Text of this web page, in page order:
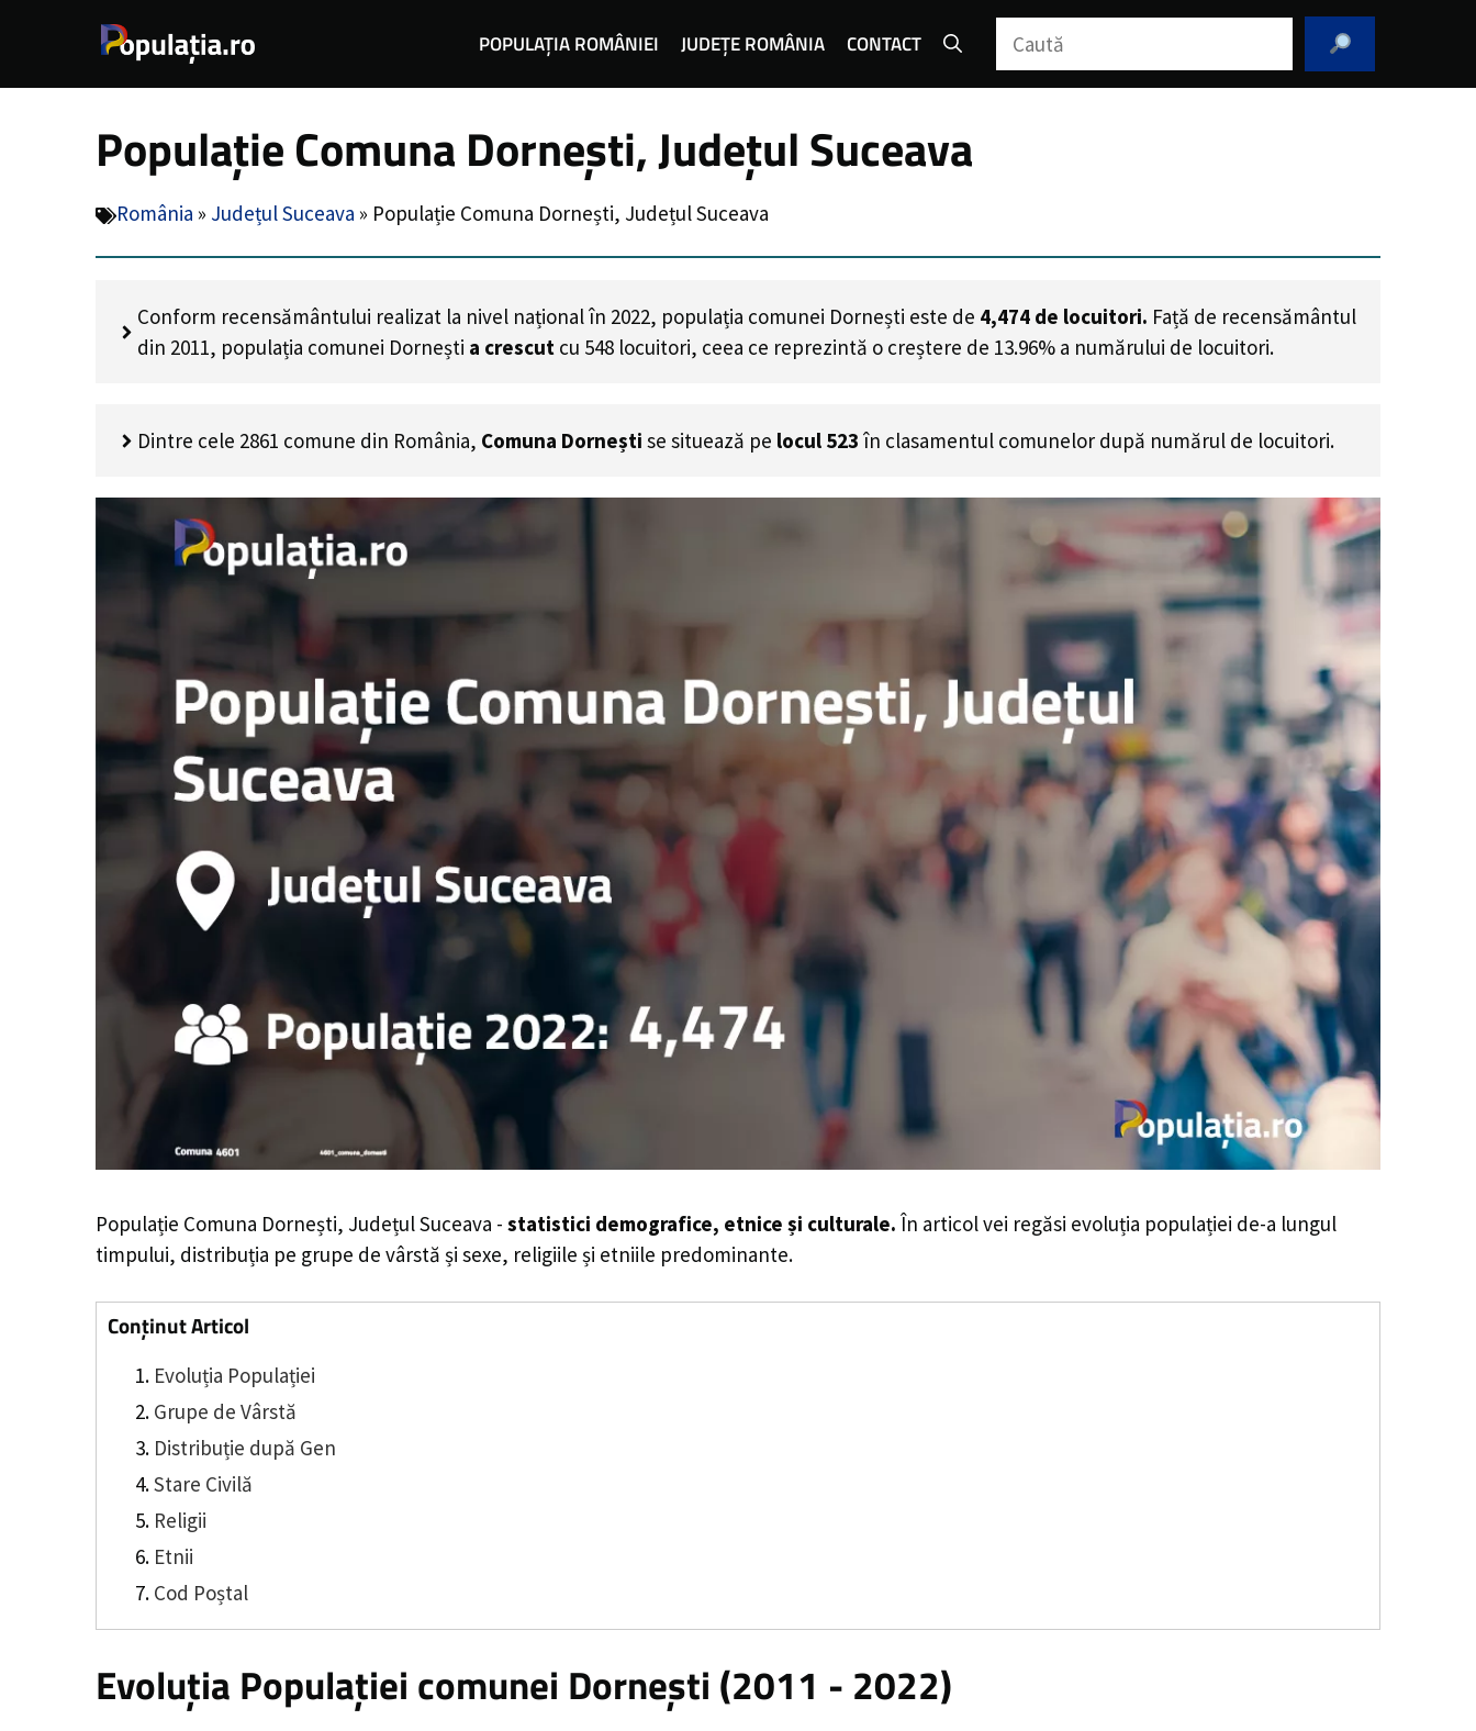
POPULAȚIA ROMÂNIEI JUDEȚE ROMÂNIA CONTACT Caută
Populație Comuna Dornești, Județul Suceava
România » Județul Suceava » Populație Comuna Dornești, Județul Suceava
Conform recensământului realizat la nivel național în 2022, populația comunei Dornești este de 4,474 de locuitori. Față de recensământul
din 2011, populația comunei Dornești a crescut cu 548 locuitori, ceea ce reprezintă o creștere de 13.96% a numărului de locuitori.
Dintre cele 2861 comune din România, Comuna Dornești se situează pe locul 523 în clasamentul comunelor după numărul de locuitori.
Populație Comuna Dornești, Județul Suceava - statistici demografice, etnice și culturale. În articol vei regăsi evoluția populației de-a lungul
timpului, distribuția pe grupe de vârstă și sexe, religiile și etniile predominante.
Conținut Articol
Evoluția Populației
Grupe de Vârstă
Distribuție după Gen
Stare Civilă
Religii
Etnii
Cod Poștal
Evoluția Populației comunei Dornești (2011 - 2022)